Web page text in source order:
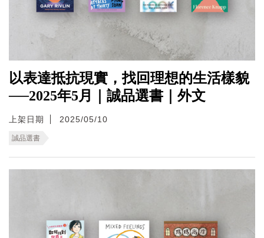
以表達抵抗現實，找回理想的生活樣貌
──2025年5月｜誠品選書｜外文
上架日期 2025/05/10
誠品選書